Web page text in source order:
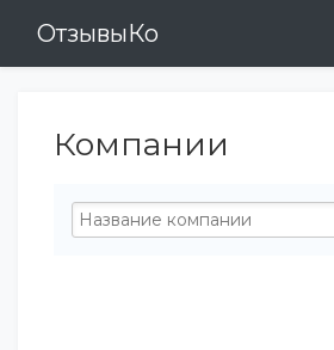
ОтзывыКо
Компании